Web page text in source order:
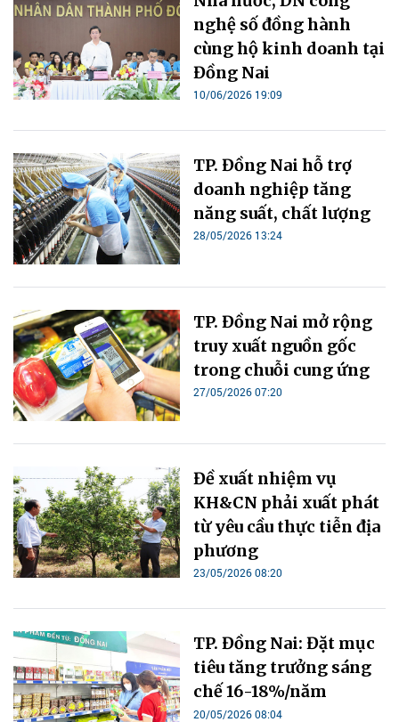
nghệ số đồng hành
cùng hộ kinh doanh tại
Đồng Nai
10/06/2026 19:09
TP. Đồng Nai hỗ trợ
doanh nghiệp tăng
năng suất, chất lượng
28/05/2026 13:24
TP. Đồng Nai mở rộng
truy xuất nguồn gốc
trong chuỗi cung ứng
27/05/2026 07:20
Đề xuất nhiệm vụ
KH&CN phải xuất phát
từ yêu cầu thực tiễn địa
phương
23/05/2026 08:20
TP. Đồng Nai: Đặt mục
tiêu tăng trưởng sáng
chế 16-18%/năm
20/05/2026 08:04